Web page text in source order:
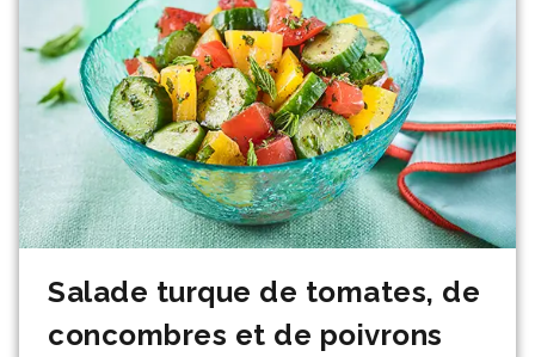
Salade turque de tomates, de
concombres et de poivrons